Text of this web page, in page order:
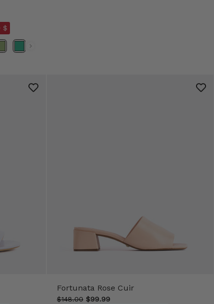
$
Fortunata Rose Cuir
$148.00 $99.99